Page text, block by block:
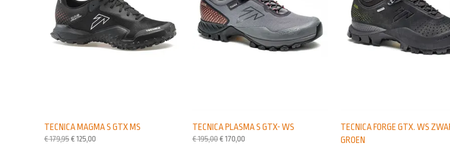
TECNICA MAGMA S GTX MS
€179,95€ 125,00
TECNICA PLASMA S GTX- WS
€195,00€ 170,00
TECNICA FORGE GTX. WS
GROEN